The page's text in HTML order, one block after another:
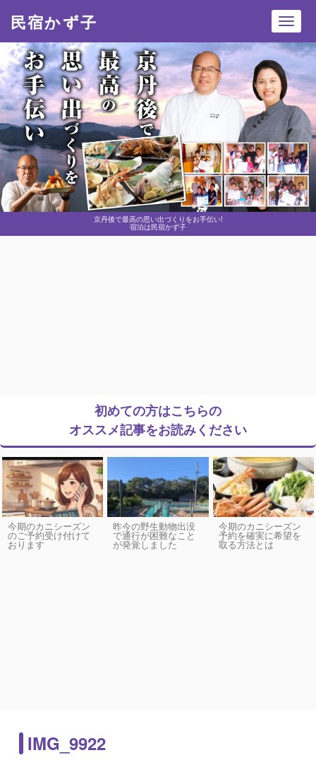
京丹後で最高の思い出づくりをお手伝い!
宿泊は民宿かず子
民宿かず子
初めての方はこちらの
オススメ記事をお読みください
今期のカニシーズン
のご予約受け付けて
おります
昨今の野生動物出没
で通行が困難なこと
が発覚しました
今期のカニシーズン
予約を確実に希望を
取る方法とは
IMG_9922